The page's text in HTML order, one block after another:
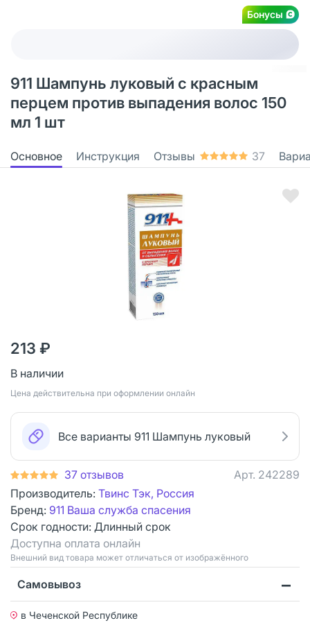
Бонусы
911 Шампунь луковый с красным
перцем против выпадения волос 150
мл 1 шт
Основное Инструкция Отзывы 37
213 ₽
В наличии
Цена действительна при оформлении онлайн
Все варианты 911 Шампунь луковый
37 отзывов Арт. 242289
Производитель: Твинс Тэк, Россия
Бренд: 911 Ваша служба спасения
Срок годности: Длинный срок
Доступна оплата онлайн
Bнешний вид товара может отличаться от изображённого
Самовывоз
в Чеченской Республике